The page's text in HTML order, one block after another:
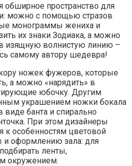
обширное пространство для
можно с помощью стразов
монограммы жениха и
их знаки Зодиака, а можно
изящную волнистую линию –
самому автору шедевра!
ножек фужеров, которые
а можно «нарядить» в
юбочку. Другим
украшением ножки бокала
виде банта и спирально
При этом дизайнеры
к особенностям цветовой
и оформлению зала: для
ленты,
окружением.